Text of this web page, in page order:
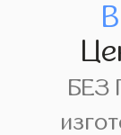
БЕЗ